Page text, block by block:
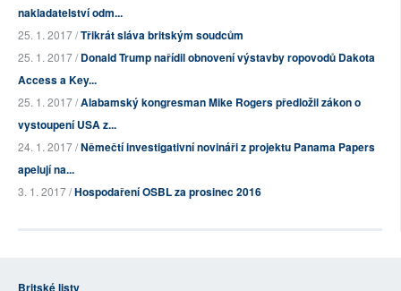
nakladatelství odm...
25. 1. 2017 /Třikrát sláva britským soudcům
25. 1. 2017 /Donald Trump nařídil obnovení výstavby ropovodů Dakota
Access a Key...
25. 1. 2017 /Alabamský kongresman Mike Rogers předložil zákon o
vystoupení USA z...
24. 1. 2017 /Němečtí investigativní novináři z projektu Panama Papers
apelují na...
3. 1. 2017 /Hospodaření OSBL za prosinec 2016
Britské listy